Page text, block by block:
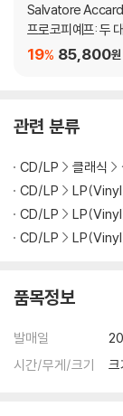
Salvatore
프로코피예프: 두
바이올린을 위한 소나
85,800원
19%
관련 분류
CD/LP 클래식
CD/LP
CD/LP
CD/LP
품목정보
발매일
시간/무게/크기
크